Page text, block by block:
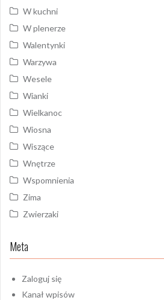
W kuchni
W plenerze
Walentynki
Warzywa
Wesele
Wianki
Wielkanoc
Wiosna
Wiszące
Wnętrze
Wspomnienia
Zima
Zwierzaki
Meta
Zaloguj się
Kanał wpisów